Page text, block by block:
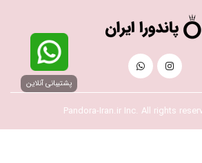
پشتیبانی آنلاین